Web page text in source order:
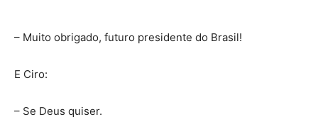
– Muito obrigado, futuro presidente do Brasil!
E Ciro:
– Se Deus quiser.